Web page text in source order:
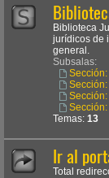
Biblioteca
jurídicos de
general.
Subsalas:
Sección:
Sección:
Temas: 13
Ir al
Total